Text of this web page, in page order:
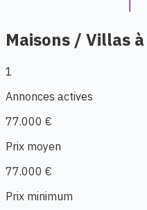
Maisons / Villas
1
Annonces actives
77.000 €
Prix moyen
77.000 €
Prix minimum